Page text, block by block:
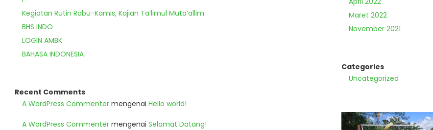
Kegiatan Rutin Rabu-Kamis, Kajian Ta’limul Muta’allim
BHS INDO
LOGIN AMBK
BAHASA INDONESIA
Recent Comments
A WordPress Commenter mengenai Hello world!
A WordPress Commenter mengenai Selamat Datang!
Maret 2022
November 2021
Categories
Uncategorized